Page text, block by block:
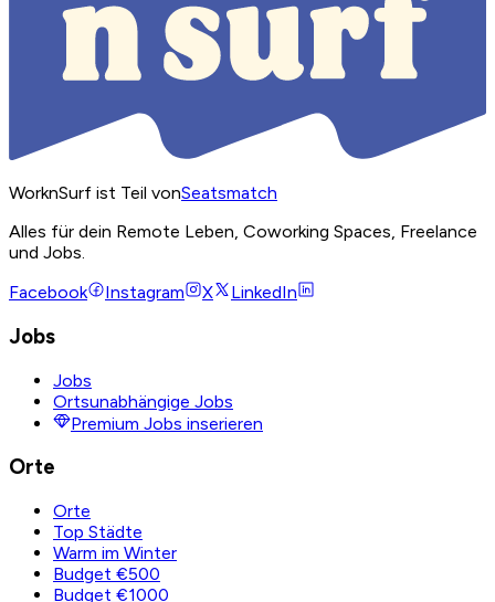
WorknSurf ist Teil vonSeatsmatch
Alles für dein Remote Leben, Coworking Spaces, Freelance
und Jobs.
Facebook
Instagram X LinkedIn
Jobs
Jobs
Ortsunabhängige Jobs
Premium Jobs inserieren
Orte
Orte
Top Städte
Warm im Winter
Budget €500
Budget €1000